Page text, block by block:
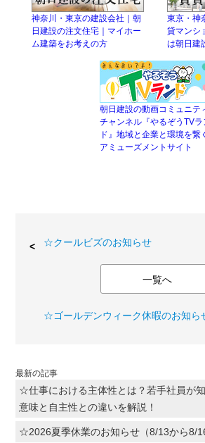
神奈川・東京の建設会社｜朝
日建設の注文住宅｜マイホー
ム建築をお考えの方
東京・神
貸マンシ
は朝日建
朝日建設の動画コミュニテ
チャンネル『やるぞうTVラ
ド』地域と企業と環境を繋
アミューズメントサイト
☆クールビズのお知らせ
一覧へ
☆ゴールデンウィーク休暇のお知ら
最新の記事
☆仕事における主体性とは？若手社員が
意味と自主性との違いを解説！
☆2026夏季休業のお知らせ（8/13から8/16